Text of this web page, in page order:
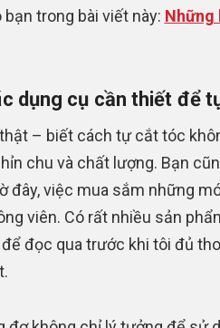
trong bài viết này: Những
dụng cụ cần thiết để
– biết cách tự cắt tóc
chu và chất lượng. Bạn
đây, việc mua sắm những
viên. Có rất nhiều sản
đọc qua trước khi tôi đủ